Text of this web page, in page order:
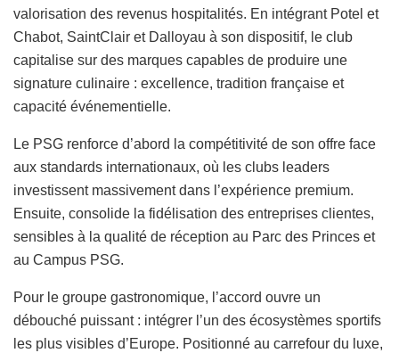
valorisation des revenus hospitalités. En intégrant Potel et
Chabot, SaintClair et Dalloyau à son dispositif, le club
capitalise sur des marques capables de produire une
signature culinaire : excellence, tradition française et
capacité événementielle.
Le PSG renforce d’abord la compétitivité de son offre face
aux standards internationaux, où les clubs leaders
investissent massivement dans l’expérience premium.
Ensuite, consolide la fidélisation des entreprises clientes,
sensibles à la qualité de réception au Parc des Princes et
au Campus PSG.
Pour le groupe gastronomique, l’accord ouvre un
débouché puissant : intégrer l’un des écosystèmes sportifs
les plus visibles d’Europe. Positionné au carrefour du luxe,